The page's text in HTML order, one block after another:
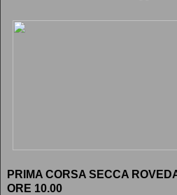
PRIMA CORSA SECCA
ORE 10.00